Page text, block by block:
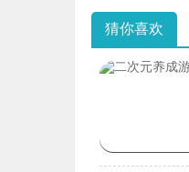
猜你喜欢